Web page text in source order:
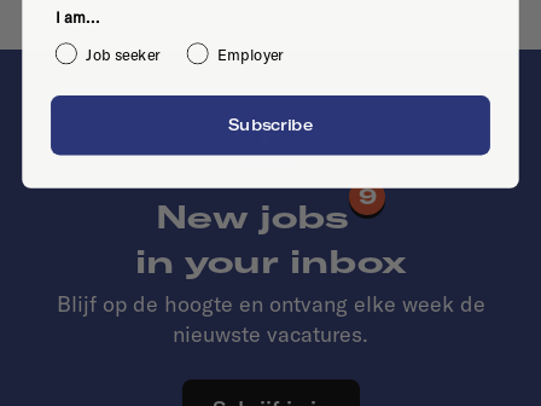
F
New jobs
9
in your inbox
Blijf op de hoogte en ontvang elke week de
nieuwste vacatures.
I am...
Job seeker
Employer
Subscribe